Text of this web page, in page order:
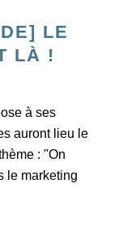
LE
LÀ !
à ses
auront lieu le
: "On
le marketing